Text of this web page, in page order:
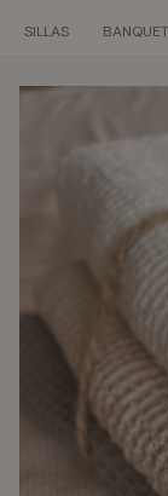
SILLAS